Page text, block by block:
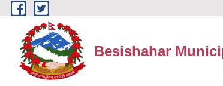
Skip to main content
Besishahar